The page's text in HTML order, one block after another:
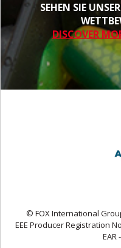
SEHEN SIE
DISCOVER
© FOX International
EEE Producer Registration
EAR